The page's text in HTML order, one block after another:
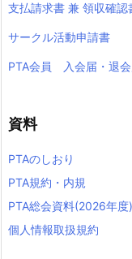
支払請求書 兼 領収確認
サークル活動申請書
PTA会員 入会届・退
資料
PTAのしおり
PTA規約・内規
PTA総会資料(2026年度)
個人情報取扱規約